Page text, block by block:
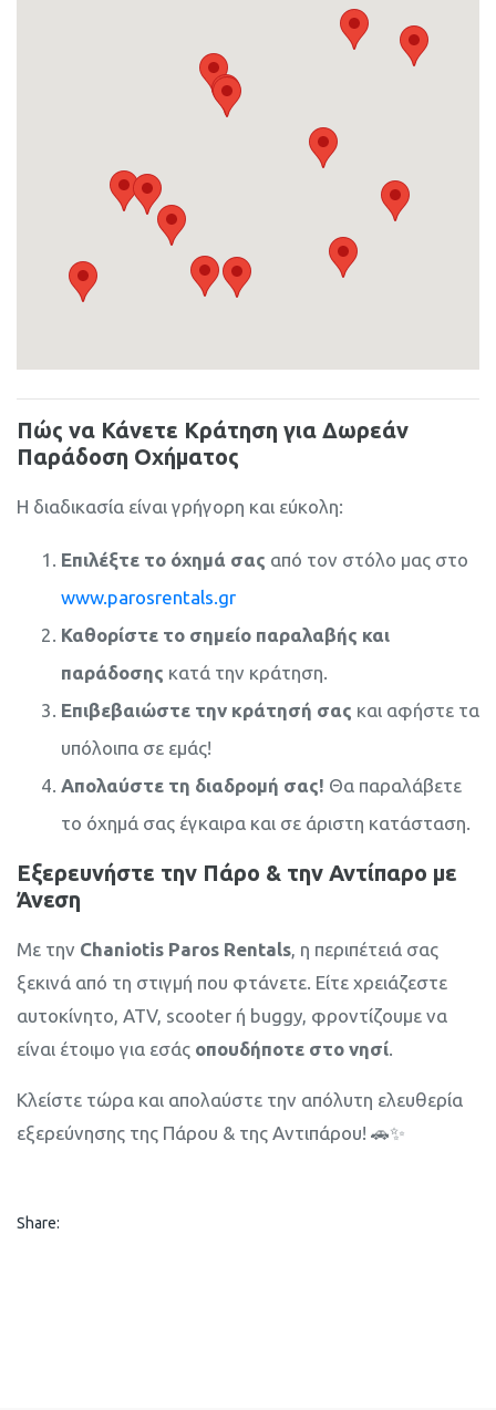
Πώς να Κάνετε Κράτηση για Δωρεάν
Παράδοση Οχήματος
Η διαδικασία είναι γρήγορη και εύκολη:
Επιλέξτε το όχημά σας από τον στόλο μας στο
www.parosrentals.gr
Καθορίστε το σημείο παραλαβής και
παράδοσης κατά την κράτηση.
Επιβεβαιώστε την κράτησή σας και αφήστε τα
υπόλοιπα σε εμάς!
Απολαύστε τη διαδρομή σας! Θα παραλάβετε
το όχημά σας έγκαιρα και σε άριστη κατάσταση.
Εξερευνήστε την Πάρο & την Αντίπαρο με
Άνεση
Με την Chaniotis Paros Rentals, η περιπέτειά σας
ξεκινά από τη στιγμή που φτάνετε. Είτε χρειάζεστε
αυτοκίνητο, ATV, scooter ή buggy, φροντίζουμε να
είναι έτοιμο για εσάς οπουδήποτε στο νησί.
Κλείστε τώρα και απολαύστε την απόλυτη ελευθερία
εξερεύνησης της Πάρου & της Αντιπάρου! 🚗✨
Share: